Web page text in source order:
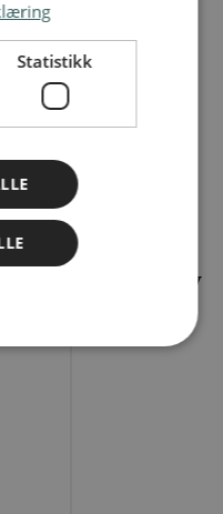
kjøretøy
Statistikk